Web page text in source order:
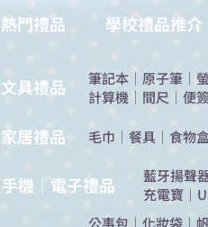
熱門禮品 學校禮品推介
​文具禮品 筆記本 ｜ 原子筆 ｜
計算機 ｜ 間尺 ｜ 便
​家居禮品 ​毛巾 ｜ 餐具 ｜ 食物
手機｜電子禮品 藍牙揚聲
充電寶 ｜
公事包 ｜ 化妝袋 ｜